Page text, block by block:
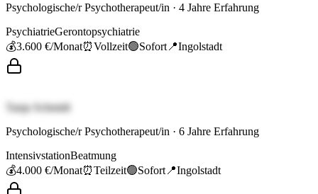
Psychologische/r Psychotherapeut/in · 4 Jahre Erfahrung
PsychiatrieGerontopsychiatrie
💰3.600 €/Monat⏰Vollzeit🟢Sofort 📍Ingolstadt
Tanja Schmidt
Psychologische/r Psychotherapeut/in · 6 Jahre Erfahrung
IntensivstationBeatmung
💰4.000 €/Monat⏰Teilzeit🟢Sofort 📍Ingolstadt